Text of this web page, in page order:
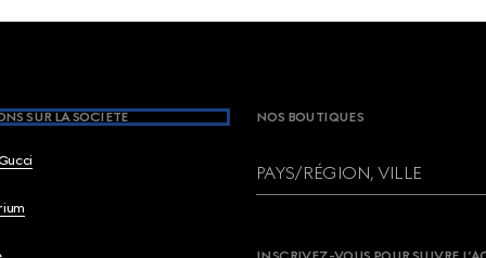
SUR LA SOCIETE NOS BOUTIQUES
PAYS/RÉGION, VILLE